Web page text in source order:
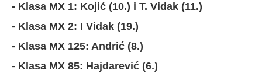
- Klasa MX 1: Kojić (10.) i T. Vidak (11.)
- Klasa MX 2: I Vidak (19.)
- Klasa MX 125: Andrić (8.)
- Klasa MX 85: Hajdarević (6.)